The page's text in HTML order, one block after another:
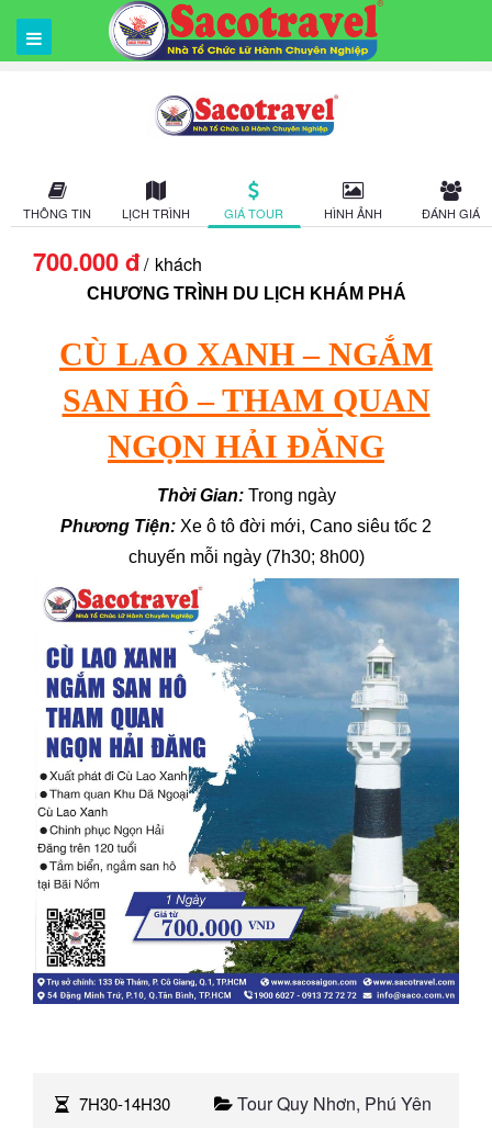
THÔNG TIN LỊCH TRÌNH GIÁ TOUR HÌNH ẢNH ĐÁNH GIÁ
700.000 đ khách
CHƯƠNG TRÌNH DU LỊCH KHÁM PHÁ
CÙ LAO XANH – NGẮM
SAN HÔ – THAM QUAN
NGỌN HẢI ĐĂNG
Thời Gian:Trong ngày
Phương Tiện: Xe ô tô đời mới, Cano siêu tốc 2
chuyến mỗi ngày (7h30; 8h00)
7H30-14H30 Tour Quy Nhơn, Phú Yên